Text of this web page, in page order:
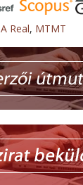
Real, MTMT